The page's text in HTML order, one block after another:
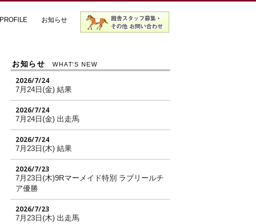
PROFILE お知らせ
お知らせ WHAT'S NEW
2026/7/24
7月24日(金) 結果
2026/7/24
7月24日(金) 出走馬
2026/7/24
7月23日(木) 結果
2026/7/23
7月23日(木)9Rマーメイド特別 ラブリールチ
ア優勝
2026/7/23
7月23日(木) 出走馬